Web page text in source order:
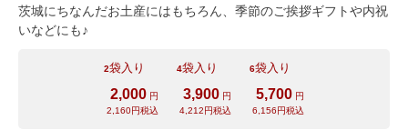
お中元ギフト
結婚内祝い 法事・香典返し
茨城にちなんだお土産にはもちろん、季節のご挨拶ギフトや内祝
いなどにも♪
2袋入り
2,000 円
2,160円税込
4袋入り
3,900 円
4,212円税込
6袋入り
5,700 円
6,156円税込